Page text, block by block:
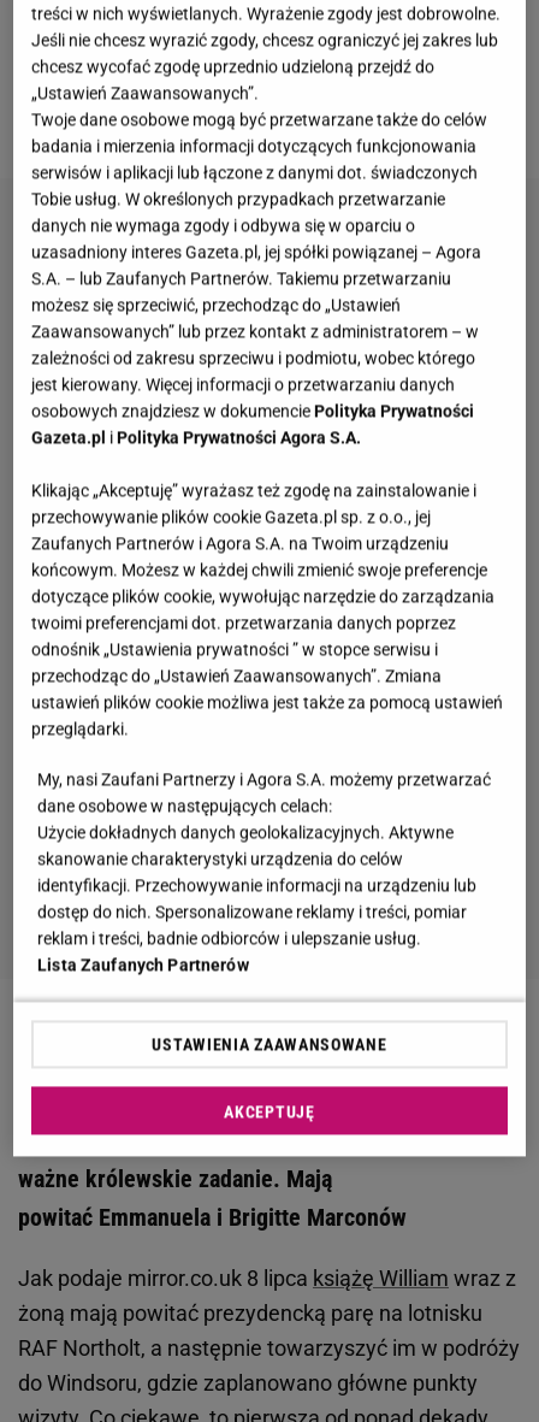
księżna wraz z mężem weźmie udział w oficjalnym
powitaniu prezydenta FrancjiEmmanuela Macrona
jego żonyBrigitte, którzy przylecą do
z dwudniową wizytą państwową.
Zobacz wideoSablewska ocenia stylizacje księżnej
Kate i Agaty Dudy
Kate Middleton z księciem Williamem otrzymają
ważne królewskie zadanie. Mają
powitać Emmanuela i Brigitte Marconów
Jak podaje mirror.co.uk 8 lipca książę William wraz z
żoną mają powitać prezydencką parę na lotnisku
RAF Northolt, a następnie towarzyszyć im w podróży
do Windsoru, gdzie zaplanowano główne punkty
treści w nich wyświetlanych. Wyrażenie zgody jest dobrowolne.
Jeśli nie chcesz wyrazić zgody, chcesz ograniczyć jej zakres lub
chcesz wycofać zgodę uprzednio udzieloną przejdź do
„Ustawień Zaawansowanych”.
Twoje dane osobowe mogą być przetwarzane także do celów
badania i mierzenia informacji dotyczących funkcjonowania
serwisów i aplikacji lub łączone z danymi dot. świadczonych
Tobie usług. W określonych przypadkach przetwarzanie
danych nie wymaga zgody i odbywa się w oparciu o
uzasadniony interes Gazeta.pl, jej spółki powiązanej – Agora
S.A. – lub Zaufanych Partnerów. Takiemu przetwarzaniu
możesz się sprzeciwić, przechodząc do „Ustawień
Zaawansowanych” lub przez kontakt z administratorem – w
zależności od zakresu sprzeciwu i podmiotu, wobec którego
jest kierowany. Więcej informacji o przetwarzaniu danych
osobowych znajdziesz w dokumenciePolityka Prywatności
Gazeta.pl iPolityka Prywatności Agora S.A.
Klikając „Akceptuję” wyrażasz też zgodę na zainstalowanie i
przechowywanie plików cookie Gazeta.pl sp. z o.o., jej
Zaufanych Partnerów i Agora S.A. na Twoim urządzeniu
końcowym. Możesz w każdej chwili zmienić swoje preferencje
dotyczące plików cookie, wywołując narzędzie do zarządzania
twoimi preferencjami dot. przetwarzania danych poprzez
odnośnik „Ustawienia prywatności ” w stopce serwisu i
przechodząc do „Ustawień Zaawansowanych”. Zmiana
ustawień plików cookie możliwa jest także za pomocą ustawień
przeglądarki.
My, nasi Zaufani Partnerzy i Agora S.A. możemy przetwarzać
dane osobowe w następujących celach:
Użycie dokładnych danych geolokalizacyjnych. Aktywne
skanowanie charakterystyki urządzenia do celów
identyfikacji. Przechowywanie informacji na urządzeniu lub
dostęp do nich. Spersonalizowane reklamy i treści, pomiar
reklam i treści, badnie odbiorców i ulepszanie usług.
Lista Zaufanych Partnerów
USTAWIENIA ZAAWANSOWANE
AKCEPTUJĘ